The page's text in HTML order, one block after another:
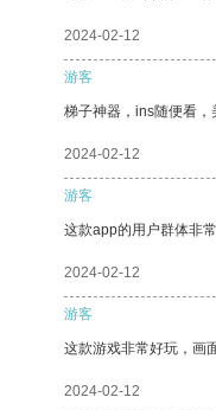
2024-02-12
游客
梯子神器，ins随便看，
2024-02-12
游客
这款app的用户群体非
2024-02-12
游客
这款游戏非常好玩，画
2024-02-12